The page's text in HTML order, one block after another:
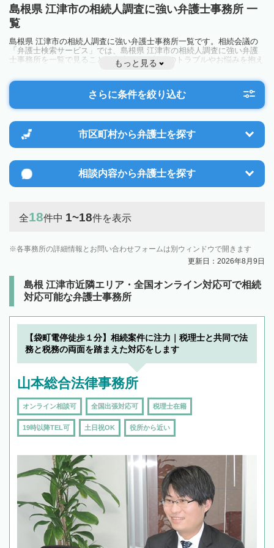
島根県 江津市の相続人調査に強い弁護士事務所 一
覧
島根県 江津市の相続人調査に強い弁護士事務所一覧です。相続会議の
「弁護士検索サービス」では、島根県 江津市の相続人調査に強い弁護
士事務所を一覧で見ることが出来ます。相続のトラブルやお悩みを抱え
ている方は一度近隣の弁護士に相談してみましょう。
もっと見る
さらに条件を絞り込む
市区町村から弁護士を探す
相談内容から弁護士を探す
全18件中 1~18件を表示
各事務所の詳細情報とお問い合わせフォームは別ウィンドウで開きます
更新日：2026年8月9日
島根 江津市近隣エリア・全国オンライン対応可で相続
対応可能な弁護士事務所
【袋町電停徒歩１分】相続案件に注力｜税理士と共同で法
務と税務の両面を踏まえた対応をします
山本総合法律事務所
オンライン相談可 全国出張対応可 税理士在籍
19時以降TEL可 土日祝OK 役所から近い